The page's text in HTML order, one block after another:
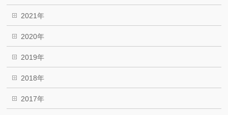
2021年
2020年
2019年
2018年
2017年